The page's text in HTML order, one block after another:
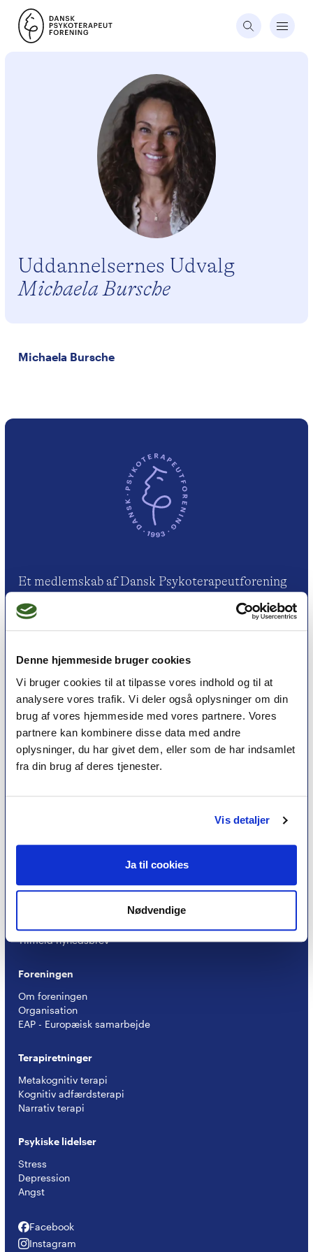
Denne hjemmeside bruger cookies
Vi bruger cookies til at tilpasse vores indhold og til at
analysere vores trafik. Vi deler også oplysninger om din
brug af vores hjemmeside med vores partnere. Vores
partnere kan kombinere disse data med andre
oplysninger, du har givet dem, eller som de har indsamlet
fra din brug af deres tjenester.
Vis detaljer
Ja til cookies
Nødvendige
Uddannelsernes Udvalg
Michaela Bursche
Michaela Bursche
Et medlemskab af Dansk Psykoterapeutforening
leve op til en række kriterier om uddannelse og
erfaring for at få lov til at kalde sigpsykoterapeut
Psykoterapi
Find psykoterapeut
Hvad betyder titlen 'psykoterapeut MPF' ?
Ofte stillede spørgsmål
Psykoterapeuter nær dig
Medlemsfordele
Nyheder
Tilmeld nyhedsbrev
Foreningen
Om foreningen
Organisation
EAP - Europæisk samarbejde
Terapiretninger
Metakognitiv terapi
Kognitiv adfærdsterapi
Narrativ terapi
Psykiske lidelser
Stress
Depression
Angst
Facebook
Facebook
Instagram
Instagram